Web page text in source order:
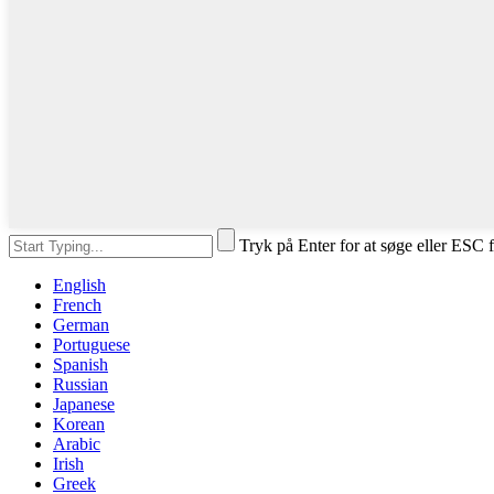
Tryk på Enter for at søge eller ESC
English
French
German
Portuguese
Spanish
Russian
Japanese
Korean
Arabic
Irish
Greek